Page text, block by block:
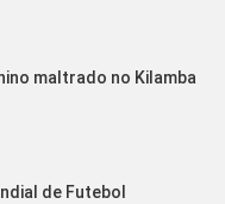
maltrado no Kilamba
de Futebol